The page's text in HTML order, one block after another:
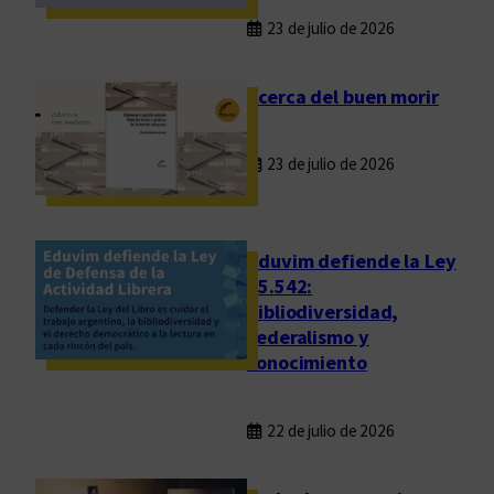
ó
c
a
r
d
o
n
i
a
n
23 de julio de 2026
Acerca del buen morir
23 de julio de 2026
Eduvim defiende la Ley
25.542:
bibliodiversidad,
federalismo y
conocimiento
22 de julio de 2026